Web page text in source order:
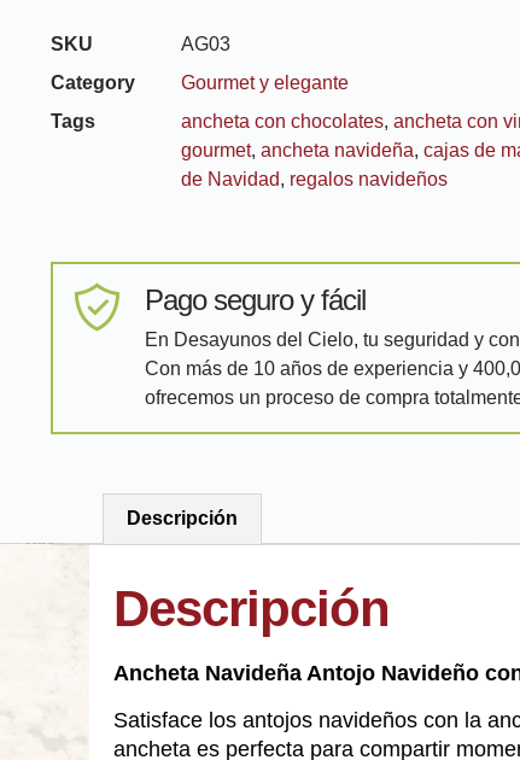
SKU
AG03
Category
Gourmet y elegante
Tags
ancheta con chocolates, ancheta con
gourmet, ancheta navideña, cajas de
de Navidad, regalos navideños
Pago seguro y fácil
En Desayunos del Cielo, tu seguridad y
Con más de 10 años de experiencia y
ofrecemos un proceso de compra
Descripción
Descripción
Ancheta Navideña Antojo Navideño
Satisface los antojos navideños con la
ancheta es perfecta para compartir